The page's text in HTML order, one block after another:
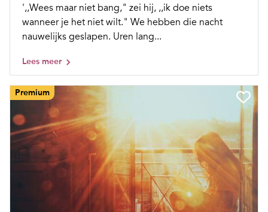
',,Wees maar niet bang," zei hij, ,,ik doe niets
wanneer je het niet wilt." We hebben die nacht
nauwelijks geslapen. Uren lang...
Lees meer
Premium